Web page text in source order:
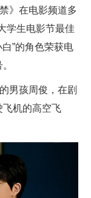
》在电影频道多
学生电影节最佳
”的角色荣获电
男孩周俊，在剧
飞机的高空飞